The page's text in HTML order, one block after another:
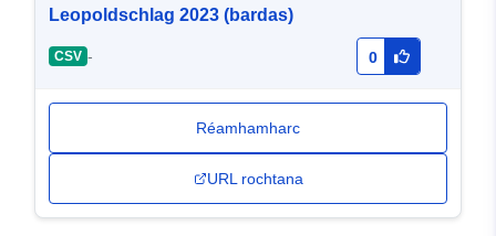
Leopoldschlag 2023 (bardas)
CSV - 0
Réamhamharc
URL rochtana